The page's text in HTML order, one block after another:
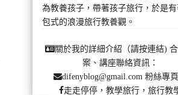
為教養孩子，帶著孩子旅行，於是
包式的浪漫旅行教養觀。
關於我的詳細介紹（請按連結)
案、講座聯絡資訊：
difenyblog@gmail.com粉絲專頁
走走停停，教學旅行，旅行教